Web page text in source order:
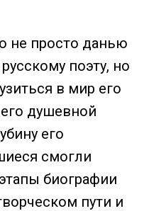
не просто данью
поэту, но
в мир его
душевной
его
смогли
биографии
пути и